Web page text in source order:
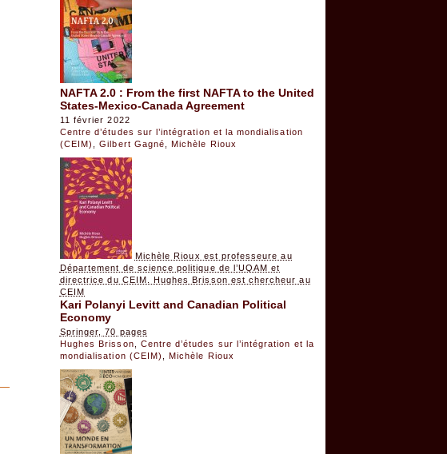
NAFTA 2.0 : From the first NAFTA to the United
States-Mexico-Canada Agreement
11 février 2022
Centre d’études sur l’intégration et la mondialisation
(CEIM)
,Gilbert Gagné ,Michèle Rioux
Michèle Rioux est professeure au
Département de science politique de l’UQAM et
directrice du CEIM. Hughes Brisson est chercheur au
CEIM
Kari Polanyi Levitt and Canadian Political
Economy
Springer, 70 pages
Hughes Brisson
Centre d’études sur l’intégration et la
mondialisation (CEIM)
,Michèle Rioux